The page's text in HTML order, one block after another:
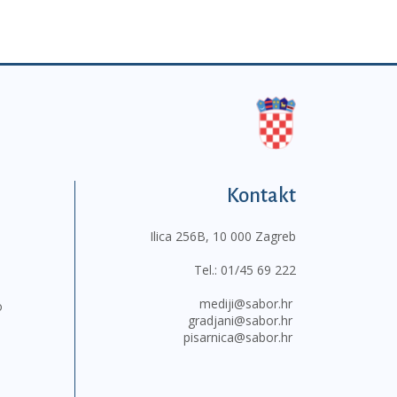
Kontakt
Ilica 256B, 10 000 Zagreb
Tel.: 01/45 69 222
mediji@sabor.hr
gradjani@sabor.hr
pisarnica@sabor.hr